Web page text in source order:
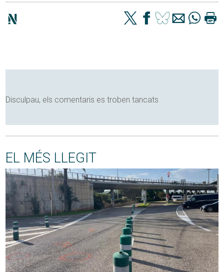
Disculpau, els comentaris es troben tancats
EL MÉS LLEGIT